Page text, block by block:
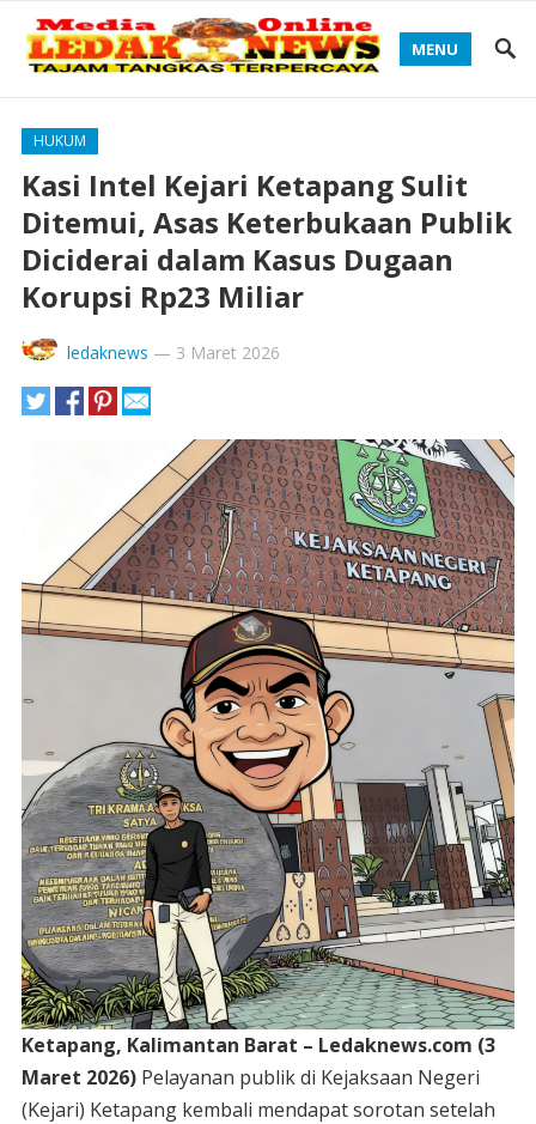
MENU
HUKUM
Kasi Intel Kejari Ketapang Sulit
Ditemui, Asas Keterbukaan Publik
Diciderai dalam Kasus Dugaan
Korupsi Rp23 Miliar
ledaknews — 3 Maret 2026
Ketapang, Kalimantan Barat – Ledaknews.com (3
Maret 2026) Pelayanan publik di Kejaksaan Negeri
(Kejari) Ketapang kembali mendapat sorotan setelah